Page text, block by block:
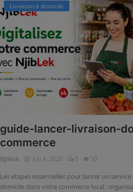
Livraison à domicile
guide-lancer-livraison-
commerce
Njiblek Jun 4, 2026 0 50
Les étapes essentielles pour lancer un
domicile dans votre commerce local :